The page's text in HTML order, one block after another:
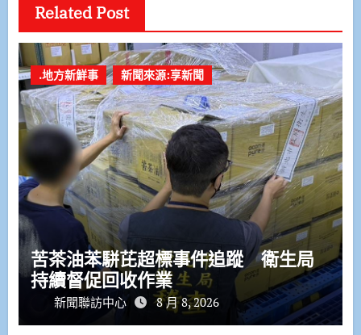
Related Post
.地方新鮮事 新聞來源:享新聞
苦茶油苯駢芘超標事件追蹤 衛生局
持續督促回收作業
新聞聯訪中心 8 月 8, 2026